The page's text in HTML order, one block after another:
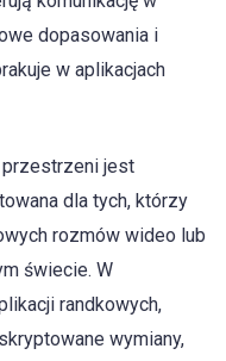
dopasowania i
w aplikacjach
jest
dla tych, którzy
rozmów wideo lub
świecie. W
randkowych,
wymiany,